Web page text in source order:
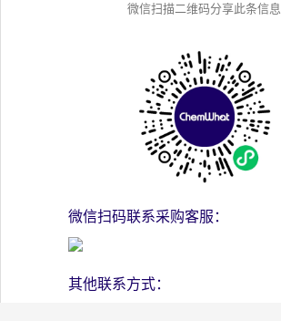
微信扫描二维码分享此条信息
微信扫码联系采购客服：
其他联系方式：